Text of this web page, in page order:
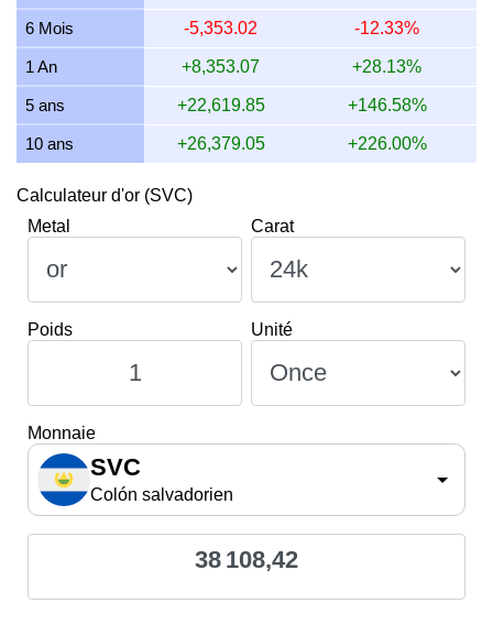
10 juillet 2026 35,870.83 1,153.25 864.94 674.65
9 juillet 2026 36,150.40 1,162.24 871.68 679.91
6 Mois -5,353.02 -12.33%
1 An +8,353.07 +28.13%
5 ans +22,619.85 +146.58%
10 ans +26,379.05 +226.00%
Calculateur d'or (SVC)
Metal
Carat
Poids Unité
Monnaie
SVC
Colón salvadorien
38 108,42